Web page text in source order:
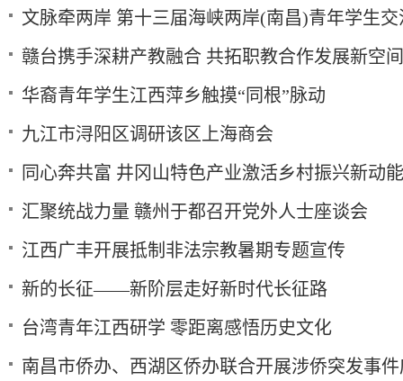
文脉牵两岸 第十三届海峡两岸(南昌)青年学生
赣台携手深耕产教融合 共拓职教合作发展新空间
华裔青年学生江西萍乡触摸“同根”脉动
九江市浔阳区调研该区上海商会
同心奔共富 井冈山特色产业激活乡村振兴新动能
汇聚统战力量 赣州于都召开党外人士座谈会
江西广丰开展抵制非法宗教暑期专题宣传
新的长征——新阶层走好新时代长征路
台湾青年江西研学 零距离感悟历史文化
南昌市侨办、西湖区侨办联合开展涉侨突发事